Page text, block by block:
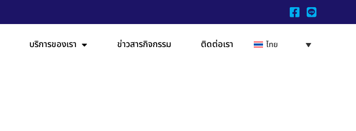
บริการของเรา ข่าวสารกิจกรรม ติดต่อเรา ไทย